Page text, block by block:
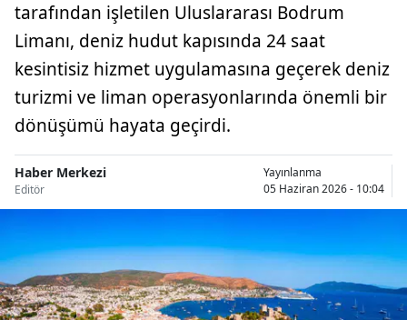
tarafından işletilen Uluslararası Bodrum
Limanı, deniz hudut kapısında 24 saat
kesintisiz hizmet uygulamasına geçerek deniz
turizmi ve liman operasyonlarında önemli bir
dönüşümü hayata geçirdi.
Haber Merkezi
Editör
Yayınlanma
05 Haziran 2026 - 10:04